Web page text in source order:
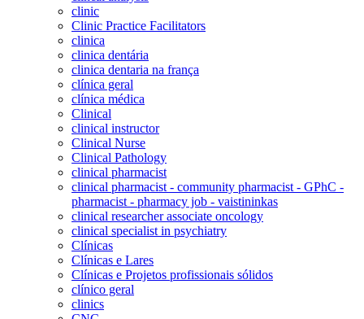
clinic
Clinic Practice Facilitators
clinica
clinica dentária
clinica dentaria na frança
clínica geral
clínica médica
Clinical
clinical instructor
Clinical Nurse
Clinical Pathology
clinical pharmacist
clinical pharmacist - community pharmacist - GPhC -
pharmacist - pharmacy job - vaistininkas
clinical researcher associate oncology
clinical specialist in psychiatry
Clínicas
Clínicas e Lares
Clínicas e Projetos profissionais sólidos
clínico geral
clinics